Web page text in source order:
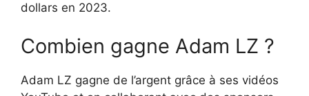
dollars en 2023.
Combien gagne Adam LZ ?
Adam LZ gagne de l’argent grâce à ses vidéos